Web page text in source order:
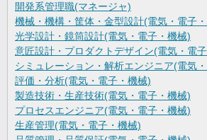
開発系管理職(マネージャ)
機械・機構・筐体・金型設計(電気・電子
光学設計・鏡筒設計(電気・電子・機械)
意匠設計・プロダクトデザイン(電気・電
シミュレーション・解析エンジニア(電気
評価・分析(電気・電子・機械)
製造技術・生産技術(電気・電子・機械)
プロセスエンジニア(電気・電子・機械)
生産管理(電気・電子・機械)